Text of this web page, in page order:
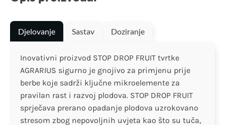
Djelovanje Sastav Doziranje
Inovativni proizvod STOP DROP FRUIT tvrtke
AGRARIUS sigurno je gnojivo za primjenu prije
berbe koje sadrži ključne mikroelemente za
pravilan rast i razvoj plodova. STOP DROP FRUIT
sprječava prerano opadanje plodova uzrokovano
stresom zbog nepovoljnih uvjeta kao što su tuča,